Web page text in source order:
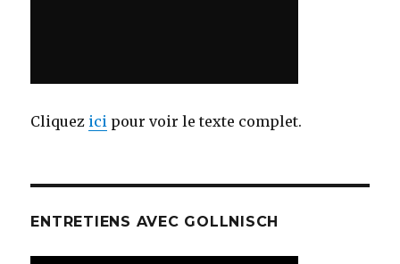
Cliquez ici pour voir le texte complet.
ENTRETIENS AVEC GOLLNISCH